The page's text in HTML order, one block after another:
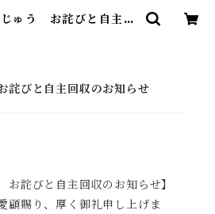
ゅう お詫びと自主回
びと自主回収のお知らせ
お詫びと自主回収のお知らせ】
顧賜り、厚く御礼申し上げま